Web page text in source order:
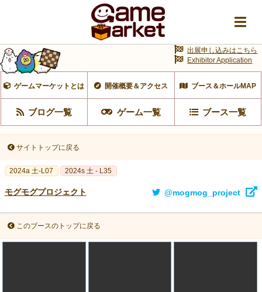
ゲームマーケットとは 開催概要＆アクセス ブース＆ホールMAP
ブログ一覧 ゲーム一覧 ブース一覧
出展申し込みはこちら
Exhibitor Application
サイトトップに戻る
2024a 土-L07 2024s 土 - L35
モグモグプロジェクト @mogmog_project
このブースのトップに戻る